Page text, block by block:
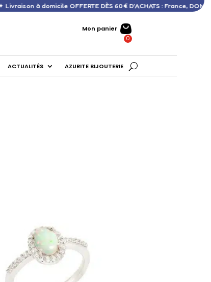
OFFERTE DÈS 60 € D’ACHATS : France, DOM, Europe ✦
Mon panier
ACTUALITÉS AZURITE BIJOUTERIE